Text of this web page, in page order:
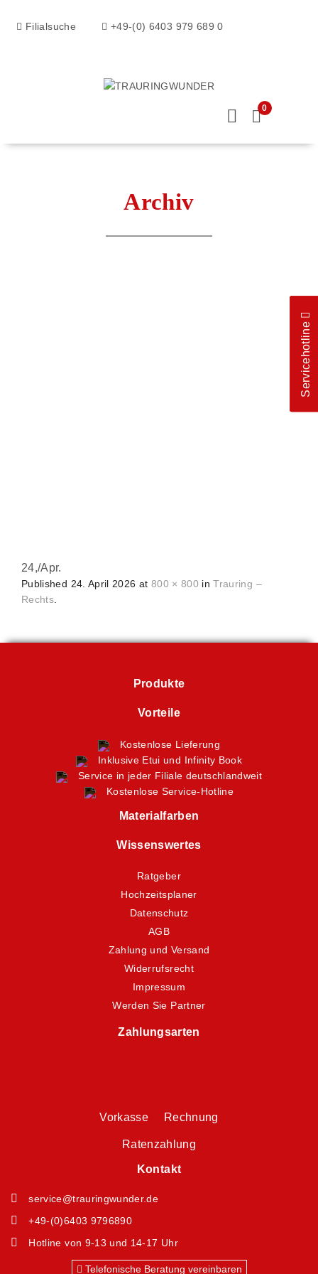
Filialsuche +49-(0) 6403 979 689 0
0
Archiv
24,/Apr.
Published 24. April 2026 at 800 × 800 inTrauring –
Rechts.
Produkte
Vorteile
Kostenlose Lieferung
Inklusive Etui und Infinity Book
Service in jeder Filiale deutschlandweit
Kostenlose Service-Hotline
Materialfarben
Wissenswertes
Ratgeber
Hochzeitsplaner
Datenschutz
AGB
Zahlung und Versand
Widerrufsrecht
Impressum
Werden Sie Partner
Zahlungsarten
Vorkasse Rechnung
Ratenzahlung
Kontakt
service@trauringwunder.de
+49-(0)6403 9796890
Hotline von 9-13 und 14-17 Uhr
Telefonische Beratung vereinbaren
Servicehotline